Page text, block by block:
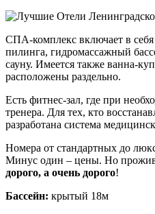
СПА-комплекс включает в
пилинга, гидромассажный
сауну. Имеется также ванна-
расположены раздельно.
Есть фитнес-зал, где при
тренера. Для тех, кто
разработана система
Номера от стандартных до
Минус один – цены. Но
дорого, а очень дорого!
Бассейн: крытый 18м